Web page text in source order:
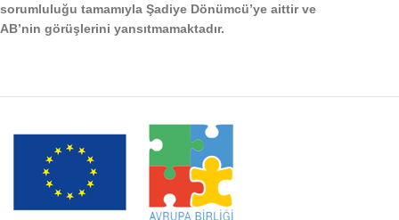
sorumluluğu tamamıyla Şadiye Dönümcü’ye aittir ve
AB’nin görüşlerini yansıtmamaktadır.